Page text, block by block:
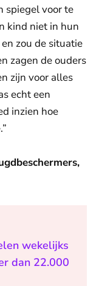
spiegel voor te
kind niet in hun
zou de situatie
zagen de ouders
zijn voor alles
echt een
inzien hoe
wekelijks
dan 22.000